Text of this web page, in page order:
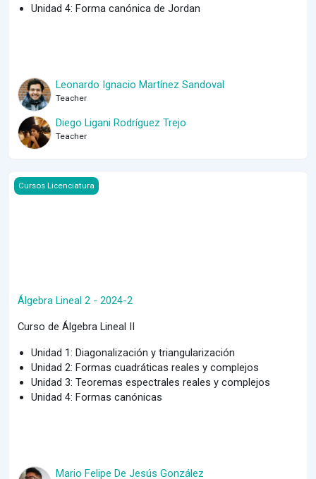
Unidad 4: Forma canónica de Jordan
Leonardo Ignacio Martínez Sandoval
Teacher
Diego Ligani Rodríguez Trejo
Teacher
Course image Álgebra Lineal 2 - 2024-2
Cursos Licenciatura
Álgebra Lineal 2 - 2024-2
Curso de Álgebra Lineal II
Unidad 1: Diagonalización y triangularización
Unidad 2: Formas cuadráticas reales y complejos
Unidad 3: Teoremas espectrales reales y complejos
Unidad 4: Formas canónicas
Mario Felipe De Jesús González